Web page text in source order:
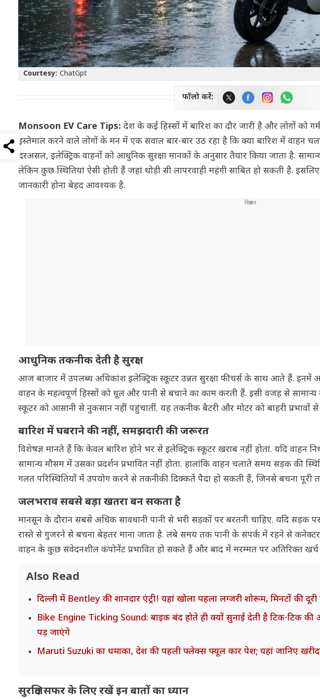
Courtesy: ChatGpt
फॉलो करें:
Monsoon EV Care Tips: देश के कई हिस्सों में बारिश का दौर जारी है और लोगों को
इस्तेमाल करने वाले लोगों के मन में एक सवाल बार-बार उठ रहा है कि क्या बारिश में वाहन
दरअसल, इलेक्ट्रिक वाहनों को आधुनिक सुरक्षा मानकों के अनुसार तैयार किया जाता है.
लेकिन कुछ स्थितियां ऐसी होती हैं जहां थोड़ी सी लापरवाही महंगी साबित हो सकती है.
जानकारी होना बेहद आवश्यक है.
आधुनिक तकनीक देती है सुरक्षा
आज बाजार में उपलब्ध अधिकांश इलेक्ट्रिक स्कूटर उन्नत सुरक्षा फीचर्स के साथ आते हैं. इनमें
वाहन के महत्वपूर्ण हिस्सों को धूल और पानी से बचाने का काम करती हैं. इसी वजह से सामान्य
स्कूटर को आसानी से नुकसान नहीं पहुंचातीं. यह तकनीक बैटरी और मोटर को बाहरी प्रभावों
बारिश में घबराने की नहीं, समझदारी की जरूरत
विशेषज्ञ मानते हैं कि केवल बारिश होने भर से इलेक्ट्रिक स्कूटर खराब नहीं होता. यदि वाहन
सामान्य मौसम में उसका प्रदर्शन प्रभावित नहीं होता. हालांकि वाहन चलाते समय सड़क की
गलत परिस्थितियों में उपयोग करने से तकनीकी दिक्कतें पैदा हो सकती हैं, जिनसे बचना पूरी
जलभराव सबसे बड़ा खतरा बन सकता है
मानसून के दौरान सबसे अधिक सावधानी पानी से भरी सड़कों पर बरतनी चाहिए. यदि सड़क
रास्ते से गुजरने से बचना बेहतर माना जाता है. लंबे समय तक पानी के संपर्क में रहने से
वाहन के कुछ संवेदनशील कंपोनेंट प्रभावित हो सकते हैं और बाद में मरम्मत पर अतिरिक्त
Also Read
दिल्ली में Bentley की शानदार एंट्री! यहां खोला पहला लग्जरी शोरूम, मिनटों की
Bike Engine Ticking Sound: बाइक बंद होते ही क्यों सुनाई देती है टिक-
पड़ जाएंगे
Maruti Suzuki का धमाका, देश की पहली फ्लेक्स फ्यूल कार पेश; यहां जानिए
सुरक्षित सफर के लिए रखें इन बातों का ध्यान